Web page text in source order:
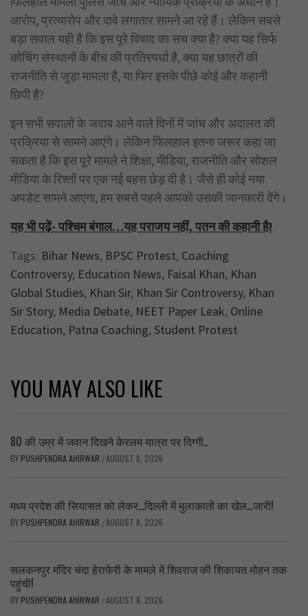
आरोप, प्रत्यारोप और दावे लगातार सामने आ रहे हैं। लेकिन सबसे
बड़ा सवाल यही है कि इस पूरे विवाद का सच क्या है? क्या यह सिर्फ
कोचिंग संस्थानों के बीच की प्रतिस्पर्धा है, क्या यह छात्रों की
राजनीति से जुड़ा मामला है, या फिर इसके पीछे कोई और कहानी
छिपी है?
इन सभी सवालों के जवाब आने वाले दिनों में जांच और अदालत की
प्रक्रिया से सामने आएंगे। लेकिन फिलहाल इतना जरूर कहा जा
सकता है कि इस पूरे मामले ने शिक्षा, मीडिया, राजनीति और सोशल
मीडिया के रिश्तों पर एक नई बहस छेड़ दी है। जैसे ही कोई नया
अपडेट सामने आएगा, हम सबसे पहले आपको उसकी जानकारी देंगे।
यह भी पढ़ें- पश्चिम बंगाल…यह पराजय नहीं, पतन की कहानी है!
Tags: Bihar News, BPSC Protest, Coaching
Controversy, Education News, Faisal Khan, Khan
Global Studies, Khan Sir, Khan Sir Controversy, Khan
Sir Story, Media Debate, NEET Paper Leak, Online
Education, Patna Coaching, Student Protest
YOU MAY ALSO LIKE
80 की उम्र में जवान दिखने केरलम यात्रा पर दिग्गी..
BY PUSHPENDRA AHIRWAR /AUGUST 8, 2026
मध्य प्रदेश की सियासत को लेकर…दिल्ली में मुलाकातों का खेल…जारी!
BY PUSHPENDRA AHIRWAR /AUGUST 8, 2026
सलकनपुर मंदिर चंदा हेराफेरी के मामले में शिवराज की शिकायत मोहन तक
पहुंची!
BY PUSHPENDRA AHIRWAR /AUGUST 8, 2026